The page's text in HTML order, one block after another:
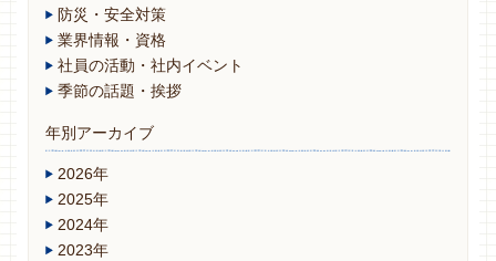
防災・安全対策
業界情報・資格
社員の活動・社内イベント
季節の話題・挨拶
年別アーカイブ
2026年
2025年
2024年
2023年